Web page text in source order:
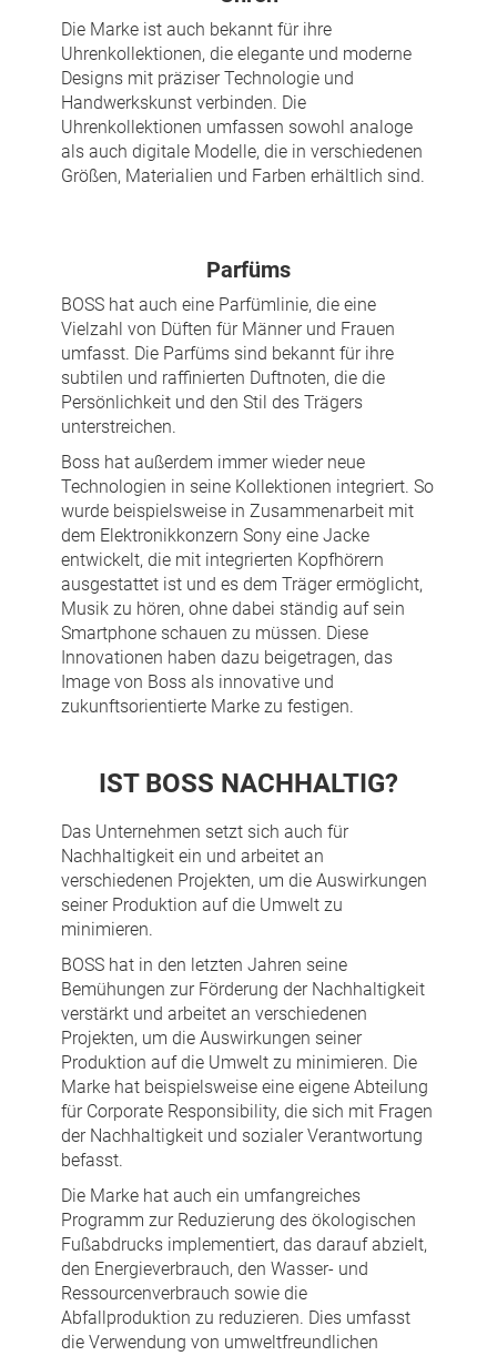
Die Marke ist auch bekannt für ihre
Uhrenkollektionen, die elegante und moderne
Designs mit präziser Technologie und
Handwerkskunst verbinden. Die
Uhrenkollektionen umfassen sowohl analoge
als auch digitale Modelle, die in verschiedenen
Größen, Materialien und Farben erhältlich sind.
Parfüms
BOSS hat auch eine Parfümlinie, die eine
Vielzahl von Düften für Männer und Frauen
umfasst. Die Parfüms sind bekannt für ihre
subtilen und raffinierten Duftnoten, die die
Persönlichkeit und den Stil des Trägers
unterstreichen.
Boss hat außerdem immer wieder neue
Technologien in seine Kollektionen integriert. So
wurde beispielsweise in Zusammenarbeit mit
dem Elektronikkonzern Sony eine Jacke
entwickelt, die mit integrierten Kopfhörern
ausgestattet ist und es dem Träger ermöglicht,
Musik zu hören, ohne dabei ständig auf sein
Smartphone schauen zu müssen. Diese
Innovationen haben dazu beigetragen, das
Image von Boss als innovative und
zukunftsorientierte Marke zu festigen.
IST BOSS NACHHALTIG?
Das Unternehmen setzt sich auch für
Nachhaltigkeit ein und arbeitet an
verschiedenen Projekten, um die Auswirkungen
seiner Produktion auf die Umwelt zu
minimieren.
BOSS hat in den letzten Jahren seine
Bemühungen zur Förderung der Nachhaltigkeit
verstärkt und arbeitet an verschiedenen
Projekten, um die Auswirkungen seiner
Produktion auf die Umwelt zu minimieren. Die
Marke hat beispielsweise eine eigene Abteilung
für Corporate Responsibility, die sich mit Fragen
der Nachhaltigkeit und sozialer Verantwortung
befasst.
Die Marke hat auch ein umfangreiches
Programm zur Reduzierung des ökologischen
Fußabdrucks implementiert, das darauf abzielt,
den Energieverbrauch, den Wasser- und
Ressourcenverbrauch sowie die
Abfallproduktion zu reduzieren. Dies umfasst
die Verwendung von umweltfreundlichen